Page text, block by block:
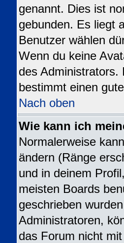
genannt. Dies ist
gebunden. Es liegt
Benutzer wählen
Wenn du keine
des Administrators.
bestimmt einen
Nach oben
Wie kann ich
Normalerweise
ändern (Ränge
und in deinem
meisten Boards
geschrieben
Administratoren,
das Forum nicht